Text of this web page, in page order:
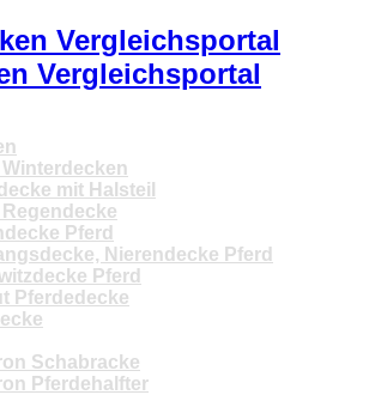
Vergleichsportal
Winterdecken
mit Halsteil
Regendecke
Pferd
Nierendecke Pferd
Pferd
Pferdedecke
Schabracke
Pferdehalfter